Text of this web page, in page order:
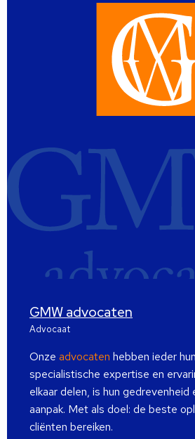
GMW advocaten
Advocaat
Onze advocaten hebben ieder
specialistische expertise en
elkaar delen, is hun
aanpak. Met als doel: de beste
cliënten bereiken.